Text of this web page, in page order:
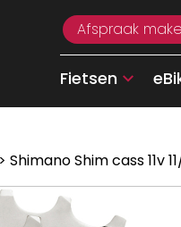
Afspraak
Fietsen
> Shimano Shim cass 11v